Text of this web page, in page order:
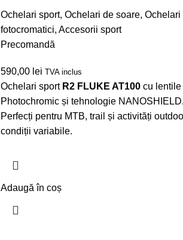
Ochelari sport, Ochelari de soare, Ochelari
fotocromatici, Accesorii sport
Precomandă
590,00 lei TVA inclus
Ochelari sport R2 FLUKE AT100cu lentile
Photochromic și tehnologie NANOSHIELD.
Perfecți pentru MTB, trail și activități
condiții variabile.
Adaugă în coș